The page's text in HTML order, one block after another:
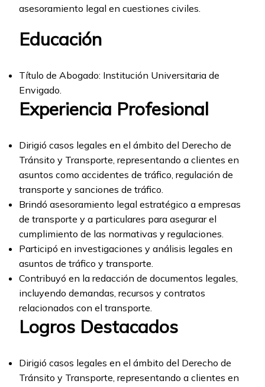
asesoramiento legal en cuestiones civiles.
Educación
Título de Abogado: Institución Universitaria de
Envigado.
Experiencia Profesional
Dirigió casos legales en el ámbito del Derecho de
Tránsito y Transporte, representando a clientes en
asuntos como accidentes de tráfico, regulación de
transporte y sanciones de tráfico.
Brindó asesoramiento legal estratégico a empresas
de transporte y a particulares para asegurar el
cumplimiento de las normativas y regulaciones.
Participó en investigaciones y análisis legales en
asuntos de tráfico y transporte.
Contribuyó en la redacción de documentos legales,
incluyendo demandas, recursos y contratos
relacionados con el transporte.
Logros Destacados
Dirigió casos legales en el ámbito del Derecho de
Tránsito y Transporte, representando a clientes en